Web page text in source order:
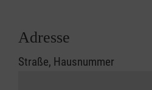
Adresse
Straße, Hausnummer